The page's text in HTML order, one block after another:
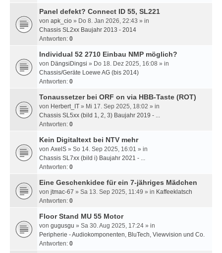
Panel defekt? Connect ID 55, SL221
von apk_cio » Do 8. Jan 2026, 22:43 » in
Chassis SL2xx Baujahr 2013 - 2014
Antworten: 0
Individual 52 2710 Einbau NMP möglich?
von DängsiDingsi » Do 18. Dez 2025, 16:08 » in
Chassis/Geräte Loewe AG (bis 2014)
Antworten: 0
Tonaussetzer bei ORF on via HBB-Taste (ROT)
von Herbert_IT » Mi 17. Sep 2025, 18:02 » in
Chassis SL5xx (bild 1, 2, 3) Baujahr 2019 - ...
Antworten: 0
Kein Digitaltext bei NTV mehr
von AxelS » So 14. Sep 2025, 16:01 » in
Chassis SL7xx (bild i) Baujahr 2021 - ...
Antworten: 0
Eine Geschenkidee für ein 7-jähriges Mädchen
von jtmac-67 » Sa 13. Sep 2025, 11:49 » in Kaffeeklatsch
Antworten: 0
Floor Stand MU 55 Motor
von gugusgu » Sa 30. Aug 2025, 17:24 » in
Peripherie - Audiokomponenten, BluTech, Viewvision und Co.
Antworten: 0